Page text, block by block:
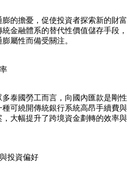
的擔憂，促使投資者探索新的財富
金融體系的替代性價值儲存手段，
屬性而備受關注。
泰國勞工而言，向國內匯款是剛性
可繞開傳統銀行系統高昂手續費與
大幅提升了跨境資金劃轉的效率與
投資偏好